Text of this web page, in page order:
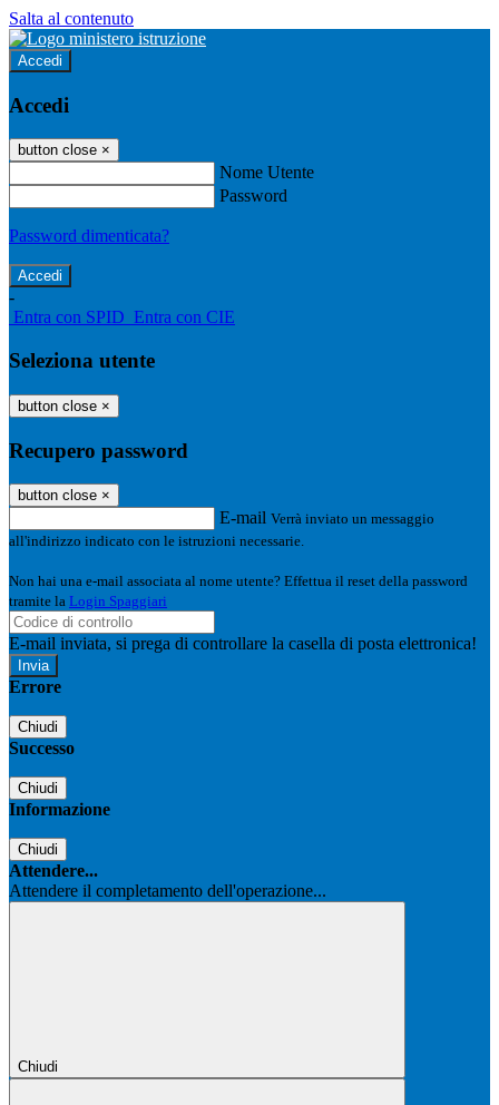
Salta al contenuto
Accedi
Accedi
button close ×
Nome Utente
Password
Password dimenticata?
-
Entra con SPID Entra con CIE
Seleziona utente
button close ×
Recupero password
button close ×
E-mail Verrà inviato un messaggio
all'indirizzo indicato con le istruzioni necessarie.
Non hai una e-mail associata al nome utente? Effettua il reset della password
tramite la Login Spaggiari
E-mail inviata, si prega di controllare la casella di posta elettronica!
Errore
Chiudi
Successo
Chiudi
Informazione
Chiudi
Attendere...
Attendere il completamento dell'operazione...
Chiudi